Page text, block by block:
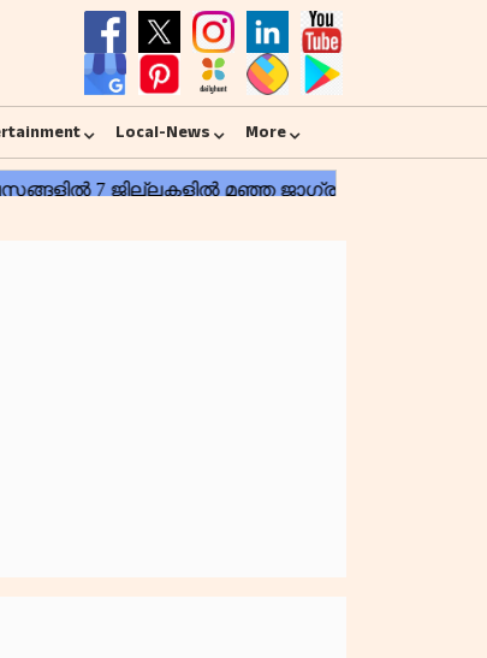
Local-News More